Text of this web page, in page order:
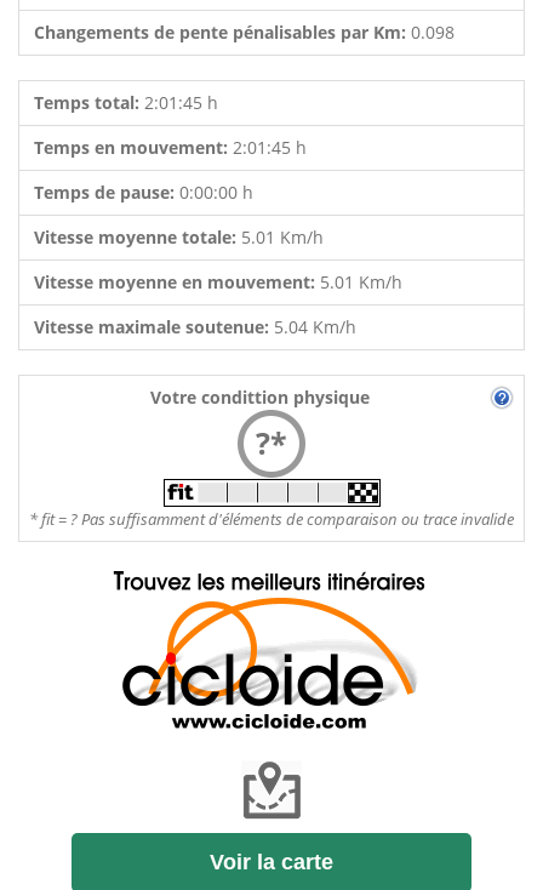
Changements de pente pénalisables par Km: 0.098
Temps total: 2:01:45 h
Temps en mouvement: 2:01:45 h
Temps de pause: 0:00:00 h
Vitesse moyenne totale: 5.01 Km/h
Vitesse moyenne en mouvement: 5.01 Km/h
Vitesse maximale soutenue: 5.04 Km/h
Votre condittion physique
?*
* fit = ? Pas suffisamment d'éléments de comparaison ou trace invalide
Voir la carte